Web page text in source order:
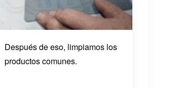
Después de eso, limpiamos los
productos comunes.